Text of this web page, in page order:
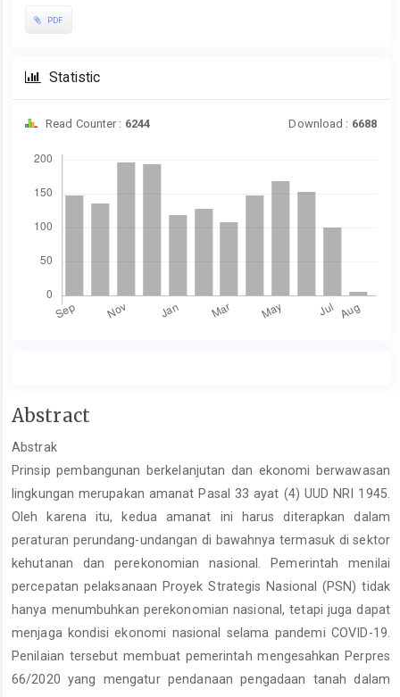
PDF
Statistic
Read Counter : 6244 Download : 6688
Main
Content
Abstract
Abstrak
Prinsip pembangunan berkelanjutan dan ekonomi berwawasan
lingkungan merupakan amanat Pasal 33 ayat (4) UUD NRI 1945.
Oleh karena itu, kedua amanat ini harus diterapkan dalam
peraturan perundang-undangan di bawahnya termasuk di sektor
kehutanan dan perekonomian nasional. Pemerintah menilai
percepatan pelaksanaan Proyek Strategis Nasional (PSN) tidak
hanya menumbuhkan perekonomian nasional, tetapi juga dapat
menjaga kondisi ekonomi nasional selama pandemi COVID-19.
Penilaian tersebut membuat pemerintah mengesahkan Perpres
66/2020 yang mengatur pendanaan pengadaan tanah dalam